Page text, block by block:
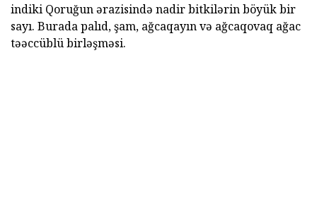
indiki Qoruğun ərazisində nadir bitkilərin böyük bir
sayı. Burada palıd, şam, ağcaqayın və ağcaqovaq ağac
təəccüblü birləşməsi.